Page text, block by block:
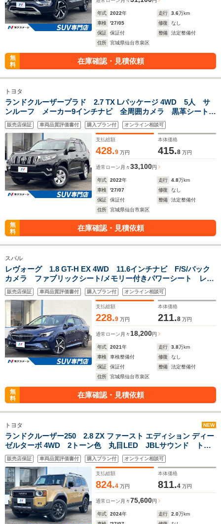
年式 2022年 走行 3.6万km
車検
'27/05 修復
なし
保証
保証付 整備
法定整備付
住所
宮城県仙台市泉区
無
料
在庫確認・見積依頼
トヨタ
ランドクルーザープラド 2.7 TX Lパッケージ 4WD 5人 サ
ンルーフ メーカー9インチナビ 全周囲カメラ 黒革シート
純正17インチアルミ ブラインドスポットモニター ベンチレ
ーション/シートヒーター セーフティセンス/レーダークルー
ズ 禁煙車
販売店保証 車両品質評価書付 購入プラン付 オンライン相談可
支払総額
428.9 万円
本体価格
415.8 万円
通常ローン 月々33,100円
年式 2022年 走行 4.8万km
車検
'27/07 修復
なし
保証
保証付 整備
法定整備付
住所
宮城県仙台市泉区
無
料
在庫確認・見積依頼
スバル
レヴォーグ 1.8 GT-H EX 4WD 11.6インチナビ F/S/バック
カメラ ファブリックシート/メモリー付きパワーシート レー
ダークルーズ LEDヘッドライト ハンズフリーパワーバック
ドア 地デジ/AppleCarPlay 禁煙車
販売店保証 車両品質評価書付 購入プラン付 オンライン相談可
支払総額
228.9 万円
本体価格
211.8 万円
通常ローン 月々 18,200円
年式 2021年 走行 3.8万km
車検
車検整備付 修復
なし
保証
保証付 整備
法定整備付
住所
宮城県仙台市泉区
無
料
在庫確認・見積依頼
トヨタ NEW
ランドクルーザー250 2.8 ZX ファースト エディション ディー
ゼルターボ 4WD 2トーン色 丸目LED JBLサウンド トヨ
タチームメイト サンルーフ 7人 ルーフレール 12.3インチ
ディスプレーオーディオ 全周囲カメラ デジタルミラー 純
正18アルミホイール 茶革シート
販売店保証 車両品質評価書付 購入プラン付 オンライン相談可
支払総額
824.4 万円
本体価格
811.4 万円
通常ローン 月々75,600円
年式 2024年 走行 2.0万km